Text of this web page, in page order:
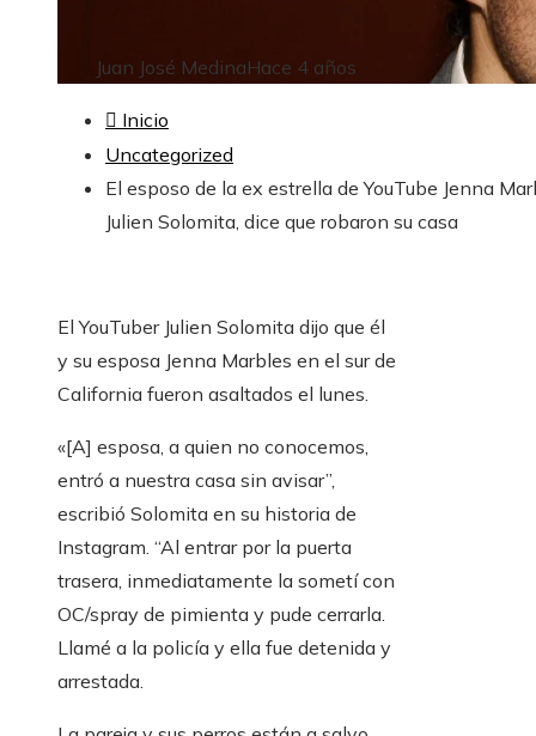
Juan José MedinaHace 4 años
Inicio
Uncategorized
El esposo de la ex estrella de YouTube Jenna
Julien Solomita, dice que robaron su casa
El YouTuber Julien Solomita dijo que él
y su esposa Jenna Marbles en el sur de
California fueron asaltados el lunes.
«[A] esposa, a quien no conocemos,
entró a nuestra casa sin avisar”,
escribió Solomita en su historia de
Instagram. “Al entrar por la puerta
trasera, inmediatamente la sometí con
OC/spray de pimienta y pude cerrarla.
Llamé a la policía y ella fue detenida y
arrestada.